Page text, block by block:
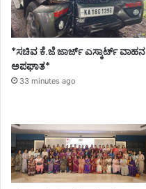
*ಸಚಿವ ಕೆ.ಜೆ ಜಾರ್ಜ್ ಎಸ್ಕಾರ್ಟ್ ವಾಹನ
ಅಪಘಾತ*
33 minutes ago